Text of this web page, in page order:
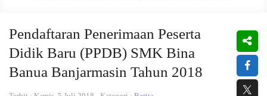
Pendaftaran Penerimaan Peserta
Didik Baru (PPDB) SMK Bina
Banua Banjarmasin Tahun 2018